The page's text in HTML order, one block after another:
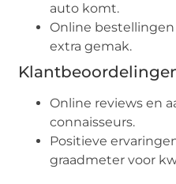
auto komt.
Online
extra gemak.
Online reviews en
connaisseurs.
Positieve
graadmeter voor